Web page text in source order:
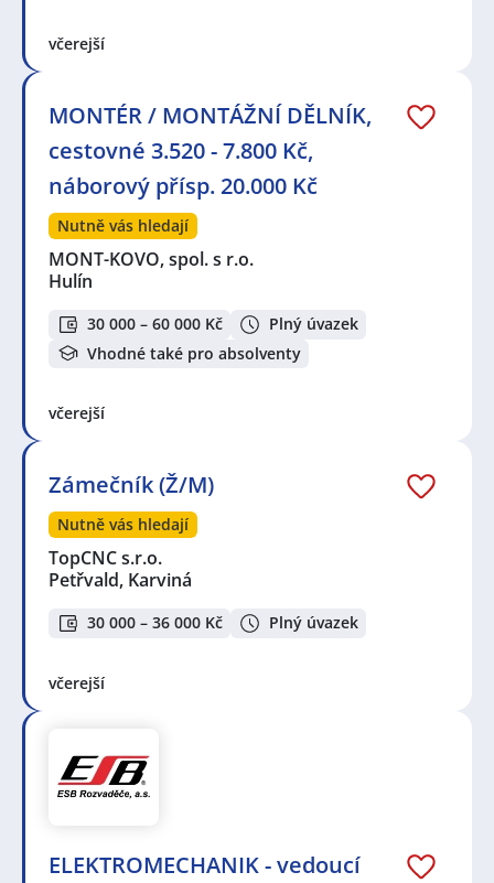
včerejší
MONTÉR / MONTÁŽNÍ DĚLNÍK,
cestovné 3.520 - 7.800 Kč,
náborový přísp. 20.000 Kč
Nutně vás hledají
MONT-KOVO, spol. s r.o.
Hulín
30 000 – 60 000 Kč
Plný úvazek
Vhodné také pro absolventy
včerejší
Zámečník (Ž/M)
Nutně vás hledají
TopCNC s.r.o.
Petřvald, Karviná
30 000 – 36 000 Kč Plný úvazek
včerejší
ELEKTROMECHANIK - vedoucí